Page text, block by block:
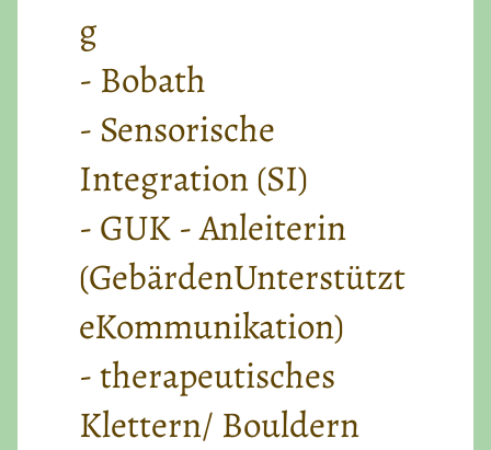
g
- Bobath
- Sensorische
Integration (SI)
- GUK - Anleiterin
(GebärdenUnterstützt
eKommunikation)
- therapeutisches
Klettern/ Bouldern